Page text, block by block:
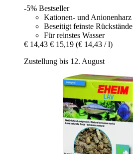
-5% Bestseller
Kationen- und Anionenharz
Beseitigt feinste Rückstände
Für reinstes Wasser
€ 14,43 € 15,19 (€ 14,43 / l)
Zustellung bis 12. August